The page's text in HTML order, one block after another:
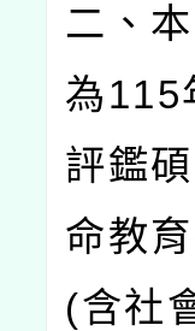
二、
為115
評鑑
命教
(含社